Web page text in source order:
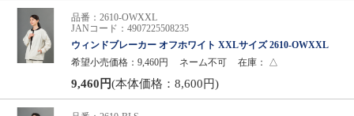
品番：2610-OWXXL
JANコード：4907225508235
ウィンドブレーカー オフホワイト XXLサイズ 2610-OWXXL
希望小売価格：9,460円
ネーム不可 在庫： △
9,460円(本体価格：8,600円)